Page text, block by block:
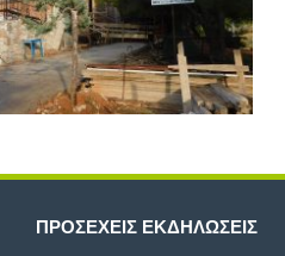
ΠΡΟΣΕΧΕΊΣ ΕΚΔΗΛΏΣΕΙΣ